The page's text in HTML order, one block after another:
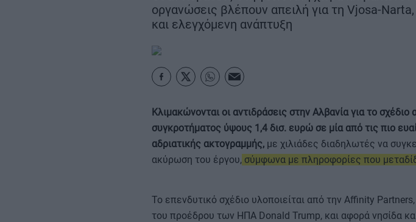
χρονοδιάγραμμα για το 2032
στα 22 χλμ.
ΜΕΤΑΦΟΡΕΣ - ΗΛΕΚΤΡΟΚΙΝΗΣΗ
ΨΗΦΙΑΚΟΣ ΚΟΣΜΟΣ
οργανώσεις βλέπουν απειλή για τη Vjosa-
και ελεγχόμενη ανάπτυξη
Κλιμακώνονται οι αντιδράσεις στην Αλβανία για το
συγκροτήματος ύψους 1,4 δισ. ευρώ σε μία από τις πιο
αδριατικής ακτογραμμής,με χιλιάδες διαδηλωτές να
ακύρωση του έργου, σύμφωνα με πληροφορίες που
Το επενδυτικό σχέδιο υλοποιείται από την Affinity
του προέδρου των ΗΠΑ Donald Trump, και αφορά νησίδα